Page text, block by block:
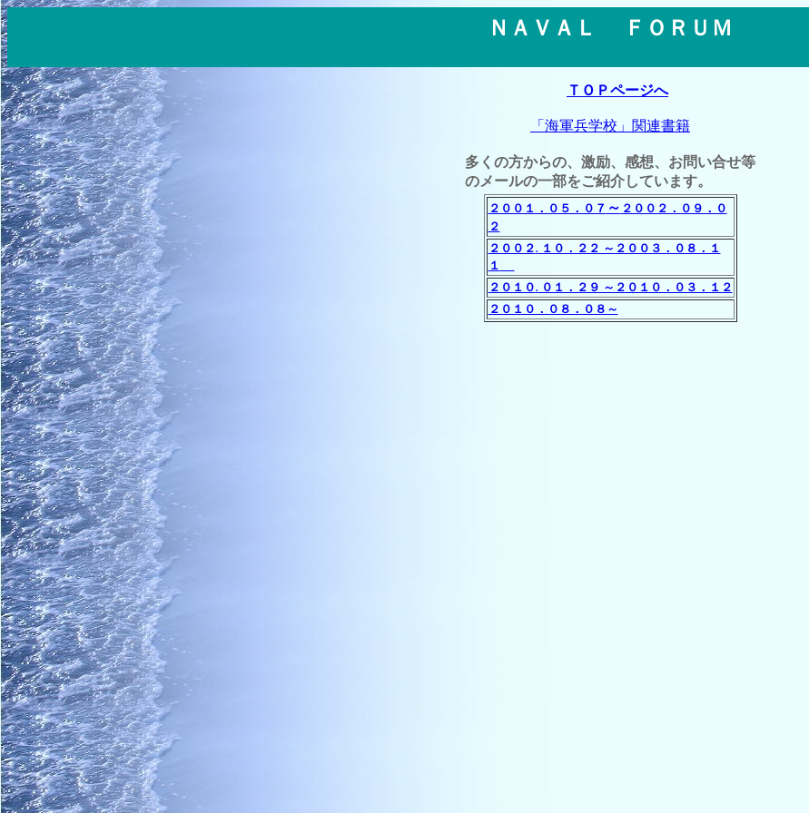
ＮＡＶＡＬ ＦＯＲＵＭ
ＴＯＰページへ
「海軍兵学校」関連書籍
多くの方からの、激励、感想、お問い合せ等
のメールの一部をご紹介しています。
２００１．０５．０７ ～ ２００２．０９．０
２
２００２.
１０．２２ ～２００３．０８．１
１
２０１０.
０１．２９ ～２０１０．０３．１２
２０１０．０８．０８～